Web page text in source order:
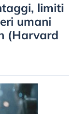
limiti
umani
(Harvard